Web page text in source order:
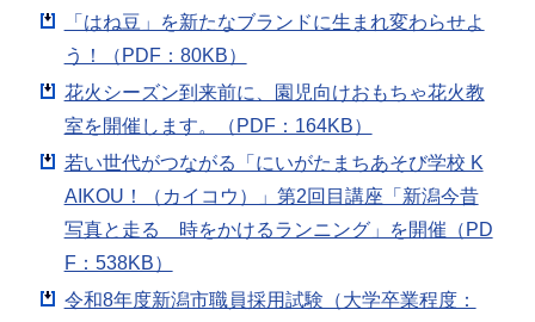
「はね豆」を新たなブランドに生まれ変わらせよ
う！（PDF：80KB）
花火シーズン到来前に、園児向けおもちゃ花火教
室を開催します。（PDF：164KB）
若い世代がつながる「にいがたまちあそび学校 K
AIKOU！（カイコウ）」第2回目講座「新潟今昔
写真と走る 時をかけるランニング」を開催（PD
F：538KB）
令和8年度新潟市職員採用試験（大学卒業程度：